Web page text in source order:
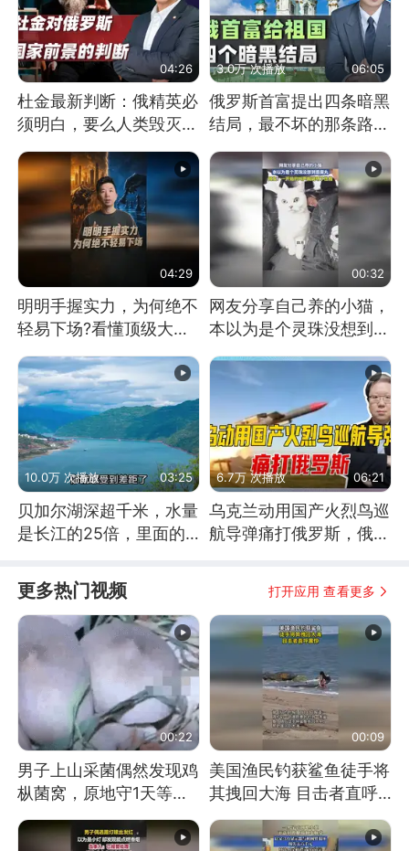
04:26
杜金最新判断：俄精英必
须明白，要么人类毁灭，
要么俄毁灭
3.0万 次播放 06:05
俄罗斯首富提出四条暗黑
结局，最不坏的那条路是
通向东方
04:29
明明手握实力，为何绝不
轻易下场?看懂顶级大国
00:32
网友分享自己养的小猫，
本以为是个灵珠没想到是
10.0万 次播放 03:25
贝加尔湖深超千米，水量
是长江的25倍，里面的
6.7万 次播放 06:21
乌克兰动用国产火烈鸟巡
航导弹痛打俄罗斯，俄军
更多热门视频 打开应用 查看更多
00:22
男子上山采菌偶然发现鸡
枞菌窝，原地守1天等它
长大：挖了140多朵
00:09
美国渔民钓获鲨鱼徒手将
其拽回大海 目击者直呼
震惊 （视频来源：参考
消息）